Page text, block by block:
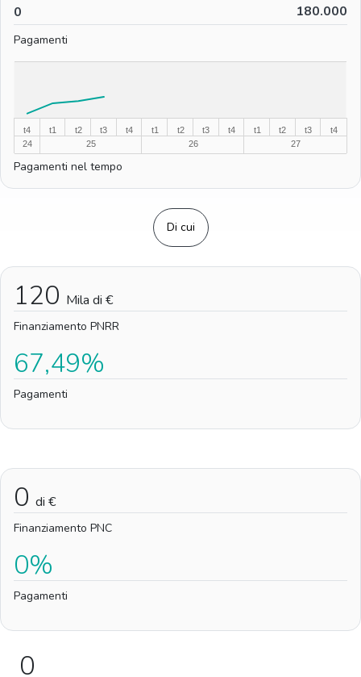
0 180.000
Pagamenti
t4
24
t1
25
t2 t3 t4
t1
26
t2 t3 t4
t1
27
t2 t3 t4
Pagamenti nel tempo
Di cui
120 Mila di €
Finanziamento PNRR
67,49%
Pagamenti
0 di €
Finanziamento PNC
0%
Pagamenti
0